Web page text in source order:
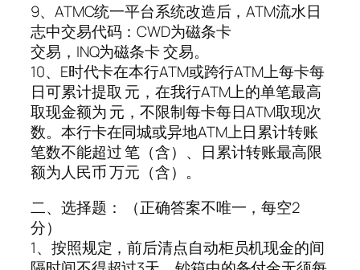
9、ATMC统一平台系统改造后，ATM流水日
志中交易代码：CWD为磁条卡
交易，INQ为磁条卡 交易。
10、E时代卡在本行ATM或跨行ATM上每卡每
日可累计提取 元，在我行ATM上的单笔最高
取现金额为 元，不限制每卡每日ATM取现次
数。本行卡在同城或异地ATM上日累计转账
笔数不能超过 笔（含）、日累计转账最高限
额为人民币 万元（含）。
二、选择题： （正确答案不唯一，每空2
分）
1、按照规定，前后清点自动柜员机现金的间